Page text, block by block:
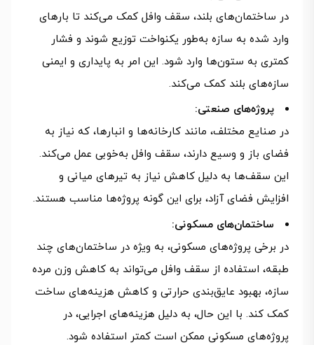
در ساختمان‌های بلند، سقف وافل کمک می‌کند تا بارهای
وارد شده به سازه به‌طور یکنواخت توزیع شوند و فشار
کمتری به ستون‌ها وارد شود. این امر به پایداری و ایمنی
سازه‌های بلند کمک می‌کند.
پروژه‌های صنعتی:
در صنایع مختلف، مانند کارخانه‌ها و انبارها، که نیاز به
فضای باز و وسیع دارند، سقف وافل به‌خوبی عمل می‌کند.
این سقف‌ها به دلیل کاهش نیاز به تیرهای میانی و
افزایش فضای آزاد، برای این گونه پروژه‌ها مناسب هستند.
ساختمان‌های مسکونی:
در برخی پروژه‌های مسکونی، به ویژه در ساختمان‌های چند
طبقه، استفاده از سقف وافل می‌تواند به کاهش وزن مرده
سازه، بهبود عایق‌بندی حرارتی و کاهش هزینه‌های ساخت
کمک کند. با این حال، به دلیل هزینه‌های اجرایی، در
پروژه‌های مسکونی ممکن است کمتر استفاده شود.